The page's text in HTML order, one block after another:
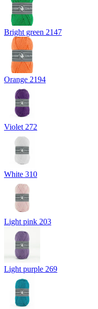
Bright green 2147
Orange 2194
Violet 272
White 310
Light pink 203
Light purple 269